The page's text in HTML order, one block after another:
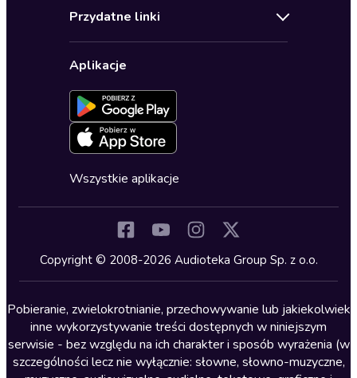
Biznes, marketing, ekonomia
Dla młodzieży
Kryminały
Lektury szkolne
Literatura anglojęzyczna
Literatura faktu
Literatura obyczajowa
Ustawienia prywatności
Formularz zgłaszania nielegalnych treści
Deklaracja dostępności
Karnety
Oferta dla firm i bibliotek
Przydatne linki
Dołącz do newslettera
Blog
Zapowiedzi
Cykle audiobooków
Aplikacje
Wszystkie aplikacje
Copyright © 2008-2026 Audioteka Group Sp. z o.o.
Pobieranie, zwielokrotnianie, przechowywanie lub jakiekolwiek
inne wykorzystywanie treści dostępnych w niniejszym
serwisie - bez względu na ich charakter i sposób wyrażenia (w
szczególności lecz nie wyłącznie: słowne, słowno-muzyczne,